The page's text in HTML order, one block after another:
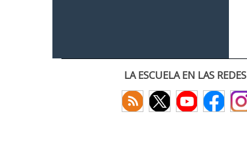
LA ESCUELA EN LAS REDES